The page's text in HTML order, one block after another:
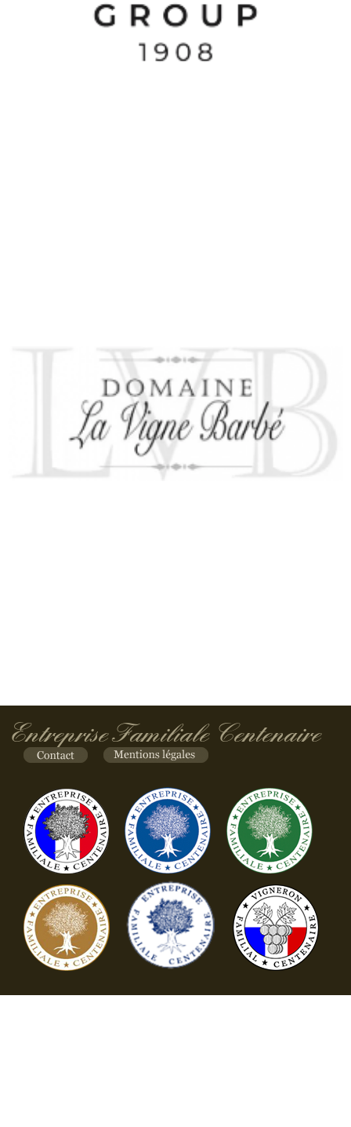
Entreprise Familiale Centenaire